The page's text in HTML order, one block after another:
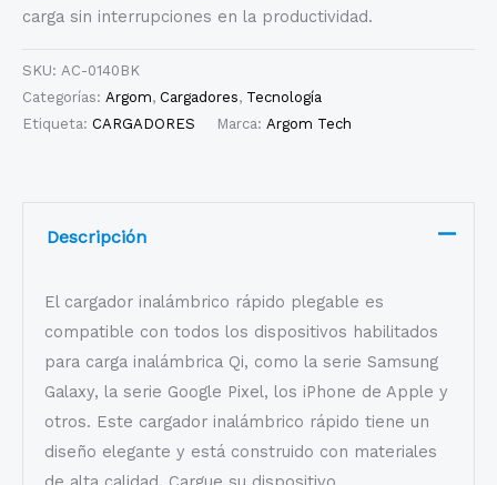
carga sin interrupciones en la productividad.
SKU: AC-0140BK
Categorías: Argom, Cargadores, Tecnología
Etiqueta: CARGADORES Marca: Argom Tech
Descripción
El cargador inalámbrico rápido plegable es
compatible con todos los dispositivos habilitados
para carga inalámbrica Qi, como la serie Samsung
Galaxy, la serie Google Pixel, los iPhone de Apple y
otros. Este cargador inalámbrico rápido tiene un
diseño elegante y está construido con materiales